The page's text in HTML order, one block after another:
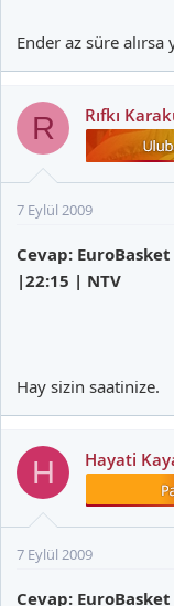
Ender az süre alırsa
R Rıfkı
7 Eylül 2009
Cevap:
|22:15 | NTV
Hay sizin saatinize.
H Hayati
7 Eylül 2009
Cevap: